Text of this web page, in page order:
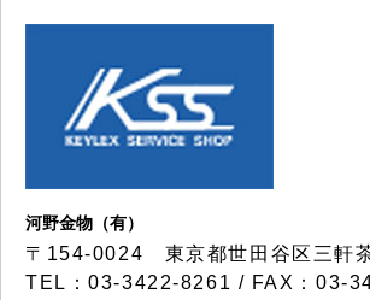
河野金物（有）
〒154-0024 東京都世田谷区三軒
TEL：03-3422-8261 / FAX：03-